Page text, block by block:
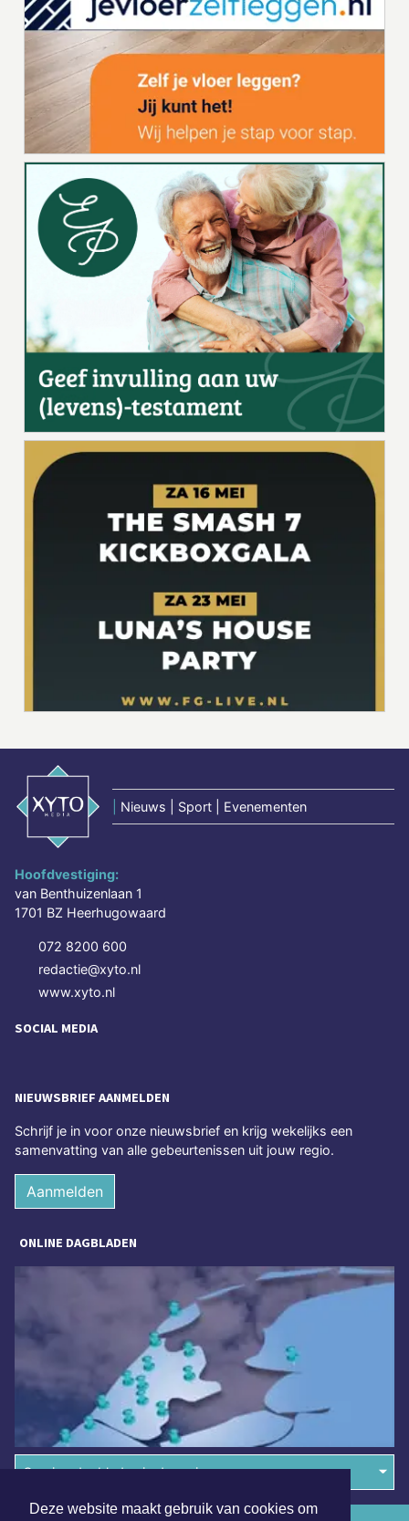
Deze website maakt gebruik van cookies om
Nieuws | Sport | Evenementen
Hoofdvestiging:
van Benthuizenlaan 1
1701 BZ Heerhugowaard
072 8200 600
redactie@xyto.nl
www.xyto.nl
SOCIAL MEDIA
NIEUWSBRIEF AANMELDEN
Schrijf je in voor onze nieuwsbrief en krijg wekelijks een
samenvatting van alle gebeurtenissen uit jouw regio.
Aanmelden
ONLINE DAGBLADEN
Overige dagbladen in de regio